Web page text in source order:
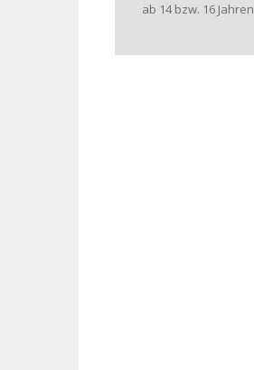
ab 14 bzw. 16 Jahren